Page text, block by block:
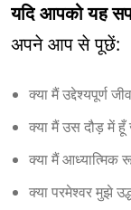
यदि आपको यह
अपने आप से पूछें:
क्या मैं उद्देश्यपूर्ण
क्या मैं उस दौड़ में हूँ
क्या मैं आध्यात्मिक
क्या परमेश्वर मुझे